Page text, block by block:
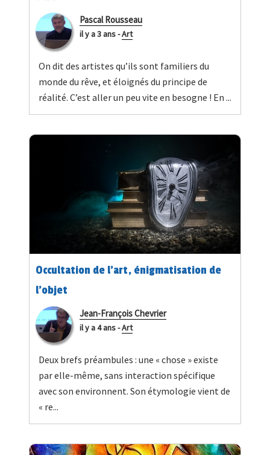
Pascal Rousseau
il y a 3 ans-Art
On dit des artistes qu’ils sont familiers du
monde du rêve, et éloignés du principe de
réalité. C’est aller un peu vite en besogne ! En ...
Occultation de l’art, énigmatisation de
l’objet
Jean-François Chevrier
il y a 4 ans-Art
Deux brefs préambules : une « chose » existe
par elle-même, sans interaction spécifique
avec son environnent. Son étymologie vient de
« re...